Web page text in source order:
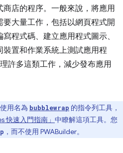
店的程序。一般來說，將應用
大量工作，包括以網頁程式開
程式碼、建立應用程式圖示、
置和作業系統上測試應用程
許多這類工作，減少發布應用
用名為 bubblewrap 的指令列工具，
快速入門指南」 中瞭解這項工具。您
，而不使用 PWABuilder。